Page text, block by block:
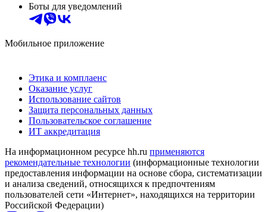
Боты для уведомлений
Мобильное приложение
Этика и комплаенс
Оказание услуг
Использование сайтов
Защита персональных данных
Пользовательское соглашение
ИТ аккредитация
На информационном ресурсе hh.ru применяются
рекомендательные технологии (информационные технологии
предоставления информации на основе сбора, систематизации
и анализа сведений, относящихся к предпочтениям
пользователей сети «Интернет», находящихся на территории
Российской Федерации)